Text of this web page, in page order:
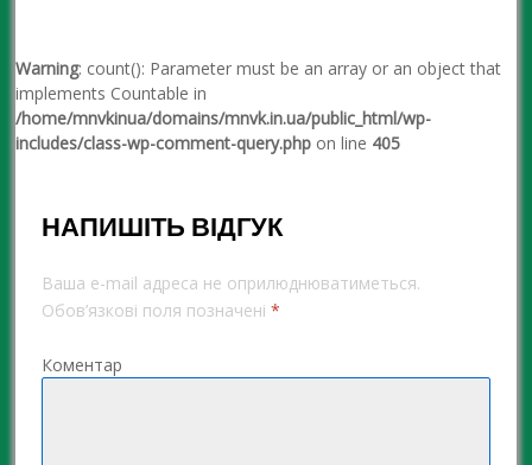
Warning: count(): Parameter must be an array or an object that
implements Countable in
/home/mnvkinua/domains/mnvk.in.ua/public_html/wp-
includes/class-wp-comment-query.php on line 405
НАПИШІТЬ ВІДГУК
Ваша e-mail адреса не оприлюднюватиметься.
Обов’язкові поля позначені *
Коментар